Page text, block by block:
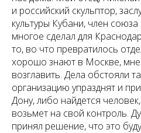
и российский скульптор,
культуры Кубани, член
многое сделал для
то, во что превратилось
хорошо знают в Москве, мне
возглавить. Дела обстояли
организацию упразднят и
Дону, либо найдется
возьмет на свой контроль.
принял решение, что это